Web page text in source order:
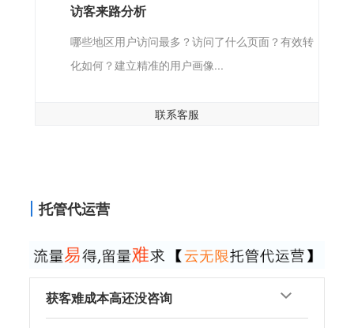
访客来路分析
哪些地区用户访问最多？访问了什么页面？有效转
化如何？建立精准的用户画像...
联系客服
托管代运营
获客难成本高还没咨询